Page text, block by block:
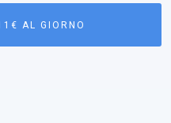
AL GIORNO